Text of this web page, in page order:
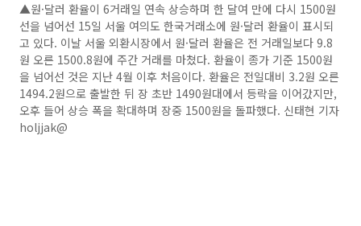
▲원·달러 환율이 6거래일 연속 상승하며 한 달여 만에 다시 1500원
선을 넘어선 15일 서울 여의도 한국거래소에 원·달러 환율이 표시되
고 있다. 이날 서울 외환시장에서 원·달러 환율은 전 거래일보다 9.8
원 오른 1500.8원에 주간 거래를 마쳤다. 환율이 종가 기준 1500원
을 넘어선 것은 지난 4월 이후 처음이다. 환율은 전일대비 3.2원 오른
1494.2원으로 출발한 뒤 장 초반 1490원대에서 등락을 이어갔지만,
오후 들어 상승 폭을 확대하며 장중 1500원을 돌파했다. 신태현 기자
holjjak@